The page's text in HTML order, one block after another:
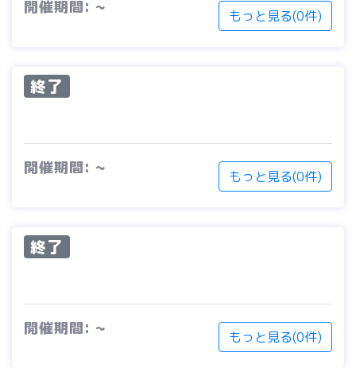
開催期間: ~ もっと見る(0件)
終了
開催期間: ~ もっと見る(0件)
終了
開催期間: ~ もっと見る(0件)